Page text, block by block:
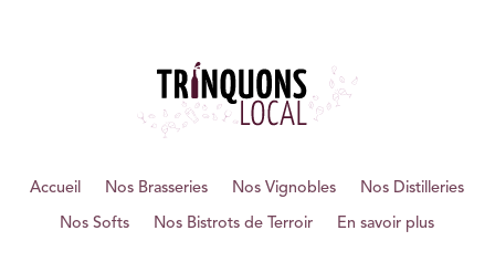
Accueil Nos Brasseries Nos Vignobles Nos Distilleries
Nos Softs Nos Bistrots de Terroir En savoir plus